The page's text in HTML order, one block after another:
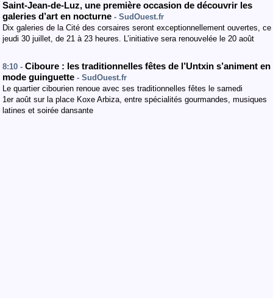
Saint-Jean-de-Luz, une première occasion de découvrir les
galeries d’art en nocturne - SudOuest.fr
Dix galeries de la Cité des corsaires seront exceptionnellement ouvertes, ce
jeudi 30 juillet, de 21 à 23 heures. L’initiative sera renouvelée le 20 août
8:10 - Ciboure : les traditionnelles fêtes de l’Untxin s’animent en
mode guinguette - SudOuest.fr
Le quartier cibourien renoue avec ses traditionnelles fêtes le samedi
1er août sur la place Koxe Arbiza, entre spécialités gourmandes, musiques
latines et soirée dansante